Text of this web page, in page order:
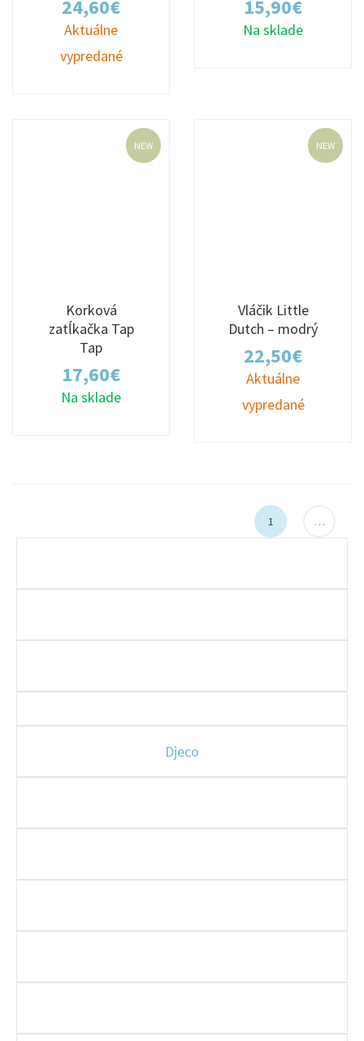
24,60€
Aktuálne
vypredané
15,90€
Na sklade
NEW
Korková
zatĺkačka Tap
Tap
17,60€
Na sklade
NEW
Vláčik Little
Dutch – modrý
22,50€
Aktuálne
vypredané
1 …
Djeco